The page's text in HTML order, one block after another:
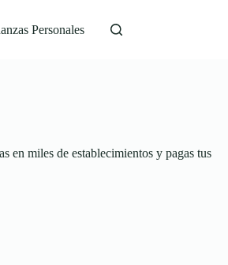
Personales
en miles de establecimientos y pagas tus